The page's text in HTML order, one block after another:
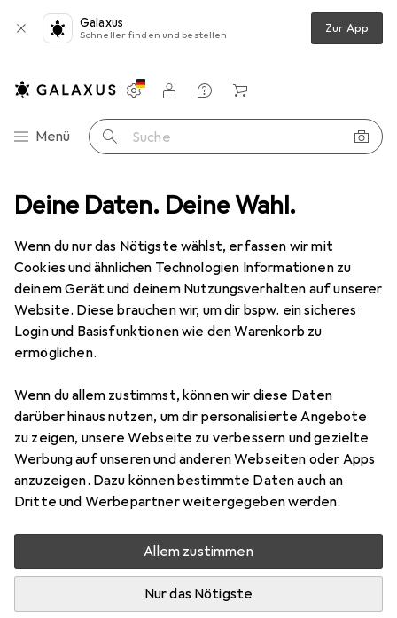
Deine Daten. Deine Wahl.
Wenn du nur das Nötigste wählst, erfassen wir mit
Cookies und ähnlichen Technologien Informationen zu
deinem Gerät und deinem Nutzungsverhalten auf unserer
Website. Diese brauchen wir, um dir bspw. ein sicheres
Login und Basisfunktionen wie den Warenkorb zu
ermöglichen.
Wenn du allem zustimmst, können wir diese Daten
darüber hinaus nutzen, um dir personalisierte Angebote
zu zeigen, unsere Webseite zu verbessern und gezielte
Werbung auf unseren und anderen Webseiten oder Apps
anzuzeigen. Dazu können bestimmte Daten auch an
Dritte und Werbepartner weitergegeben werden.
Allem zustimmen
Nur das Nötigste
Galaxus
Schneller finden und bestellen Zur App
Navigation nach Kategorien
Menü Suche
Einstellungen
Kundenkonto
Vergleichslisten
Merklisten
Warenkorb
KVM Switch StarTech 4-PORT DP KVM SWITCH - 4K
StarTech4-PORT DP KVM SWITCH -
4K
Zubehör für StarTech 4-PORT
Hier findest du passendes Zubehör zum Produkt StarTech
4-PORT DP KVM SWITCH - 4K.
Relevanz
Produktliste